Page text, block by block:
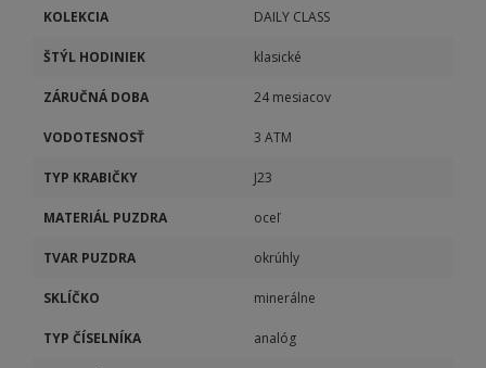
KOLEKCIA DAILY CLASS
ŠTÝL HODINIEK klasické
ZÁRUČNÁ DOBA 24 mesiacov
VODOTESNOSŤ 3 ATM
TYP KRABIČKY J23
MATERIÁL PUZDRA oceľ
TVAR PUZDRA okrúhly
SKLÍČKO minerálne
TYP ČÍSELNÍKA analóg